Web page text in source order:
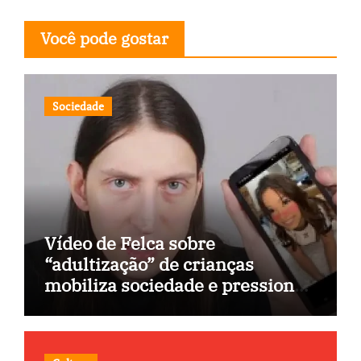
Você pode gostar
Sociedade
Vídeo de Felca sobre
“adultização” de crianças
mobiliza sociedade e pressiona